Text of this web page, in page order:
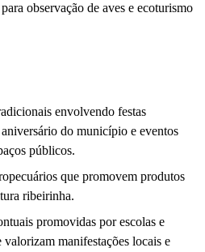
observação de aves e ecoturismo
envolvendo festas
do município e eventos
públicos.
que promovem produtos
ribeirinha.
promovidas por escolas e
valorizam manifestações locais e